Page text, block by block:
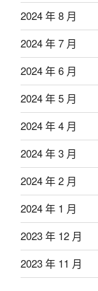
2024 年 8 月
2024 年 7 月
2024 年 6 月
2024 年 5 月
2024 年 4 月
2024 年 3 月
2024 年 2 月
2024 年 1 月
2023 年 12 月
2023 年 11 月